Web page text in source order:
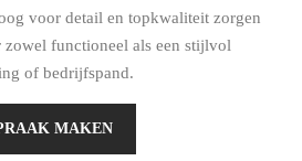
voor detail en topkwaliteit zorgen
functioneel als een stijlvol
of bedrijfspand.
MAKEN